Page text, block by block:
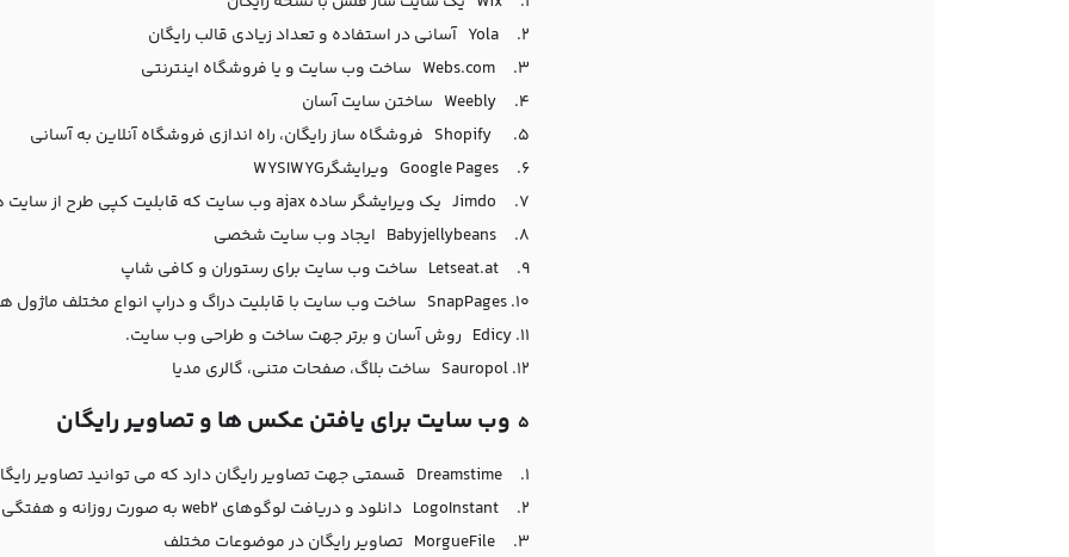
2.
Yola آسانی در استفاده و تعداد زیادی قالب رایگان
3.
Webs.com ساخت وب سایت و یا فروشگاه اینترنتی
4.
Weebly ساختن سایت آسان
5.
Shopify فروشگاه ساز رایگان، راه اندازی فروشگاه آنلاین به آسانی
6.
Google Pages ویرایشگرWYSIWYG
7.
Jimdo یک ویرایشگر سادهajaxوب سایت که قابلیت کپی طرح از سایت
8.
Babyjellybeans ایجاد وب سایت شخصی
9.
Letseat.at ساخت وب سایت برای رستوران و کافی شاپ
10.
SnapPages ساخت وب سایت با قابلیت دراگ و دراپ انواع مختلف ماژول
11.
Edicy روش آسان و برتر جهت ساخت و طراحی وب سایت.
12.
Sauropol ساخت بلاگ، صفحات متنی، گالری مدیا
5 وب سایت برای یافتن عکس ها و تصاویر رایگان
1.
Dreamstime قسمتی جهت تصاویر رایگان دارد که می توانید تصاویر
2.
LogoInstant دانلود و دریافت لوگوهای web2 به صورت روزانه و هفتگی
3.
MorgueFile تصاویر رایگان در موضوعات مختلف